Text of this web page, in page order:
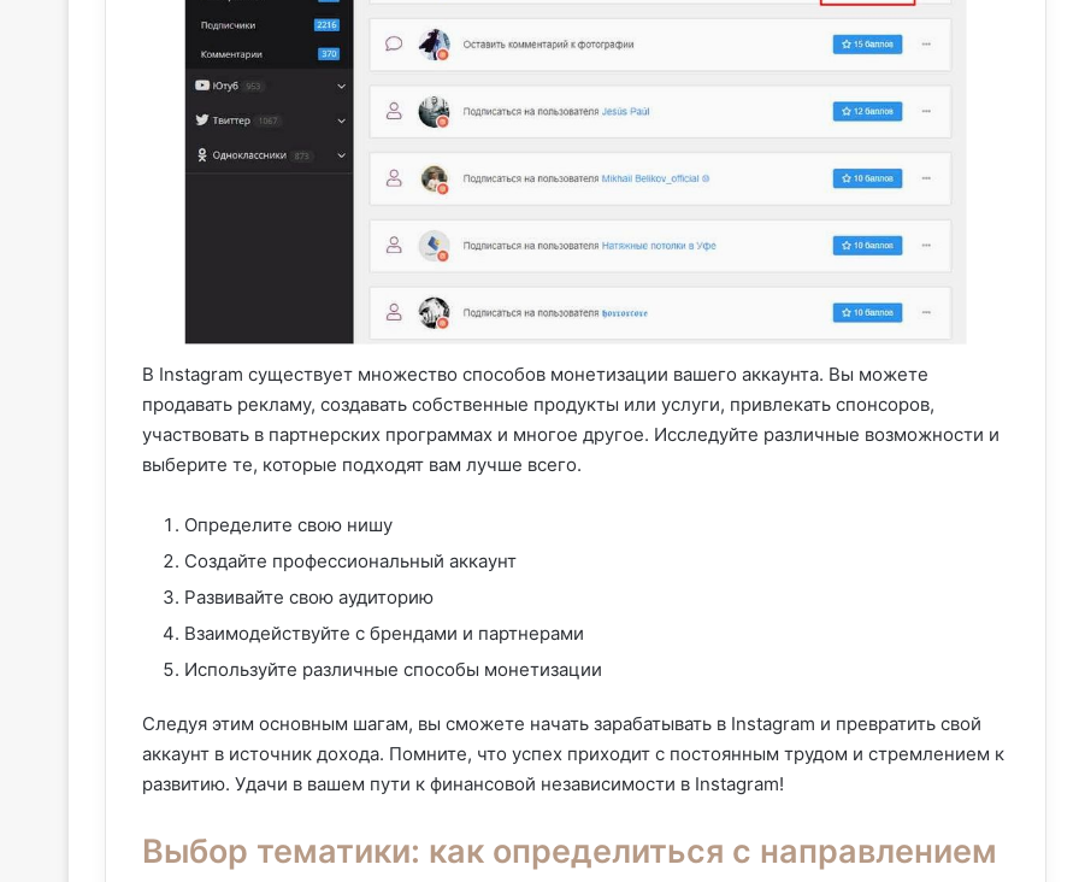
В Instagram существует множество способов монетизации вашего аккаунта. Вы можете
продавать рекламу, создавать собственные продукты или услуги, привлекать спонсоров,
участвовать в партнерских программах и многое другое. Исследуйте различные возможности и
выберите те, которые подходят вам лучше всего.
Определите свою нишу
Создайте профессиональный аккаунт
Развивайте свою аудиторию
Взаимодействуйте с брендами и партнерами
Используйте различные способы монетизации
Следуя этим основным шагам, вы сможете начать зарабатывать в Instagram и превратить свой
аккаунт в источник дохода. Помните, что успех приходит с постоянным трудом и стремлением к
развитию. Удачи в вашем пути к финансовой независимости в Instagram!
Выбор тематики: как определиться с направлением